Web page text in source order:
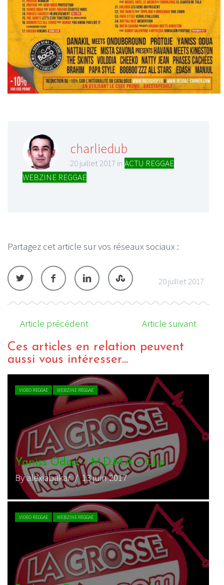
charliedub
20 juillet 2017 in ACTU REGGAE
WEBZINE REGGAE
Partagez cet article sur vos réseaux sociaux :
20 juillet 2017
Article précédent Article suivant
Ces articles en relation peuvent
aussi vous intéresser...
VIDEO REGGAE WEBZINE REGGAE
Yaniss Odua – M.D.M.A – Clip
By alexiabakar/ 13 juin 2017
VIDEO REGGAE WEBZINE REGGAE